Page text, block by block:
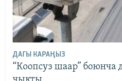
ДАГЫ КАРАҢЫЗ
“Коопсуз шаар” боюнча